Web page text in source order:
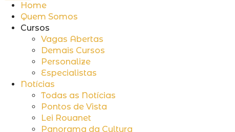
Home
Quem Somos
Cursos
Vagas Abertas
Demais Cursos
Personalize
Especialistas
Notícias
Todas as Notícias
Pontos de Vista
Lei Rouanet
Panorama da Cultura